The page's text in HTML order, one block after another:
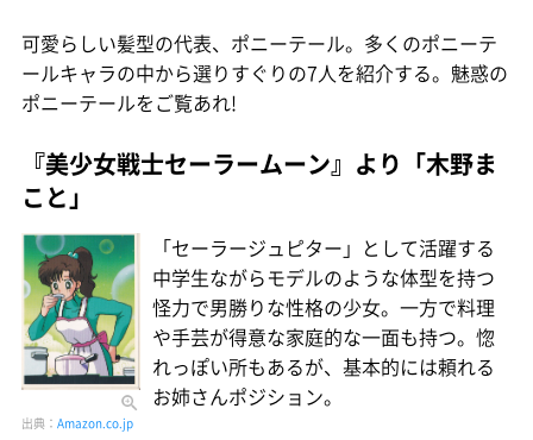
可愛らしい髪型の代表、ポニーテール。多くのポニーテ
ールキャラの中から選りすぐりの7人を紹介する。魅惑の
ポニーテールをご覧あれ!
『美少女戦士セーラームーン』より「木野ま
こと」
出典： Amazon.co.jp
「セーラージュピター」として活躍する
中学生ながらモデルのような体型を持つ
怪力で男勝りな性格の少女。一方で料理
や手芸が得意な家庭的な一面も持つ。惚
れっぽい所もあるが、基本的には頼れる
お姉さんポジション。